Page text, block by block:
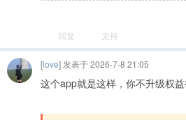
回复 支持
[love] 发表于 2026-7-8 21:05
这个app就是这样，你不升级权